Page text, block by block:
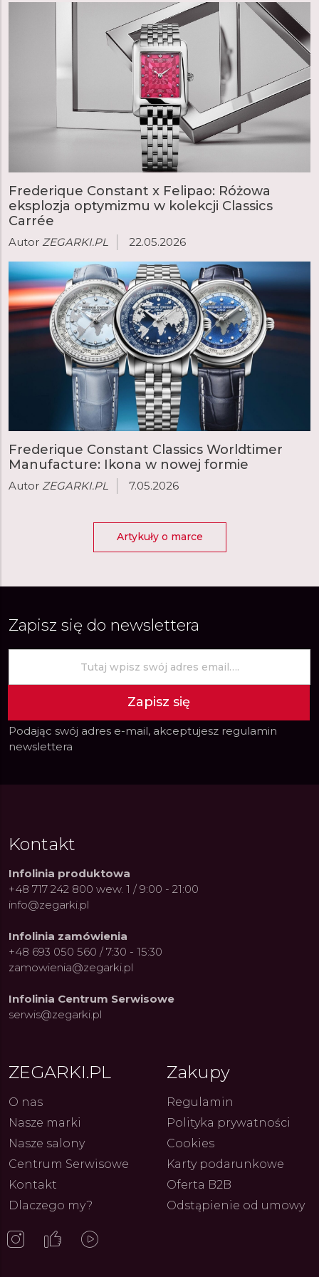
Constant: Pasja,
i Dostępny Luksus z
lub wieczny kalendarz oraz chronograf flyback.
Frederique Constant x Felipao: Różowa
eksplozja optymizmu w kolekcji Classics
Carrée
Autor ZEGARKI.PL 22.05.2026
Frederique Constant Classics Worldtimer
Manufacture: Ikona w nowej formie
Autor ZEGARKI.PL 7.05.2026
Artykuły o marce
Zapisz się do newslettera
Zapisz się
Podając swój adres e-mail, akceptujesz regulamin
newslettera
Kontakt
Infolinia produktowa
+48 717 242 800 wew. 1 / 9:00 - 21:00
info@zegarki.pl
Infolinia zamówienia
+48 693 050 560 / 7:30 - 15:30
zamowienia@zegarki.pl
Infolinia Centrum Serwisowe
serwis@zegarki.pl
ZEGARKI.PL
O nas
Nasze marki
Nasze salony
Centrum Serwisowe
Kontakt
Dlaczego my?
Zakupy
Regulamin
Polityka prywatności
Cookies
Karty podarunkowe
Oferta B2B
Odstąpienie od umowy